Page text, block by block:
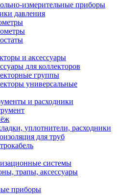
измерительные приборы
давления
и аксессуары
для коллекторов
группы
универсальные
и расходники
уплотнители, расходники
для труб
системы
трапы, аксессуары
приборы